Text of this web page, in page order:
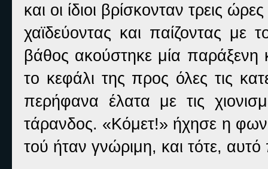
και οι ίδιοι βρίσκονταν τρεις
χαϊδεύοντας και παίζοντας
βάθος ακούστηκε μία
το κεφάλι της προς όλες τις
περήφανα έλατα με τις
τάρανδος. «Κόμετ!» ήχησε η
τού ήταν γνώριμη, και τότε,